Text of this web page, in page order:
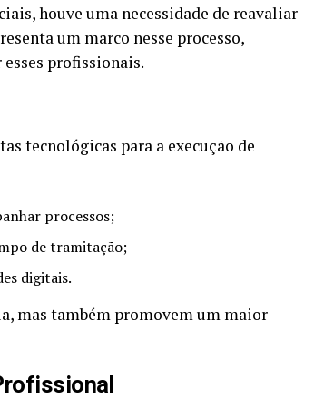
houve uma necessidade de reavaliar
um marco nesse processo,
profissionais.
tecnológicas para a execução de
processos;
de tramitação;
digitais.
mas também promovem um maior